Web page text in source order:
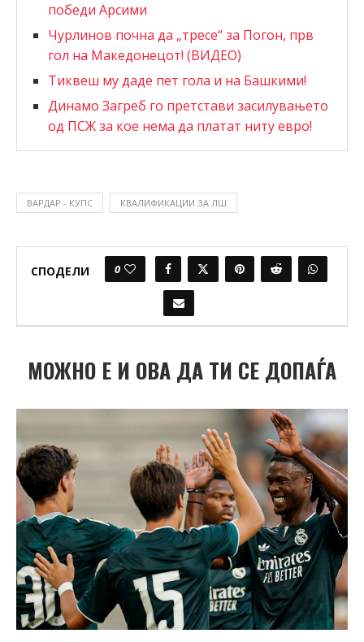
победи Арсими
Чурлинов почна да „тресе“ за Погон, прв
гол на Македонецот! (ВИДЕО)
Тиквеш му даде пет гола и на Башкими!
Динамо Загреб го претстави засилувањето
од ПСЖ за кое нема да платат ниту евро!
ВАРДАР - КУПС КВАЛИФИКАЦИИ ЗА ЛШ
СПОДЕЛИ 0
МОЖНО Е И ОВА ДА ТИ СЕ ДОПАЃА